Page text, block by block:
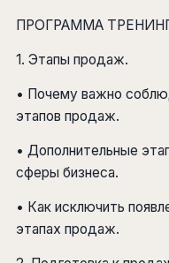
ПРОГРАММА
1. Этапы продаж.
• Почему важно
этапов продаж.
• Дополнительные
сферы бизнеса.
• Как исключить
этапах продаж.